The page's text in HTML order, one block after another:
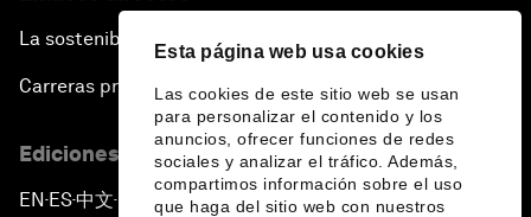
Esta página web usa cookies
Las cookies de este sitio web se usan
para personalizar el contenido y los
anuncios, ofrecer funciones de redes
sociales y analizar el tráfico. Además,
compartimos información sobre el uso
que haga del sitio web con nuestros
La sostenibilidad en el Foro
Carreras profesionales
Ediciones en otros idiomas
EN ▪ES▪中文▪ 日本語